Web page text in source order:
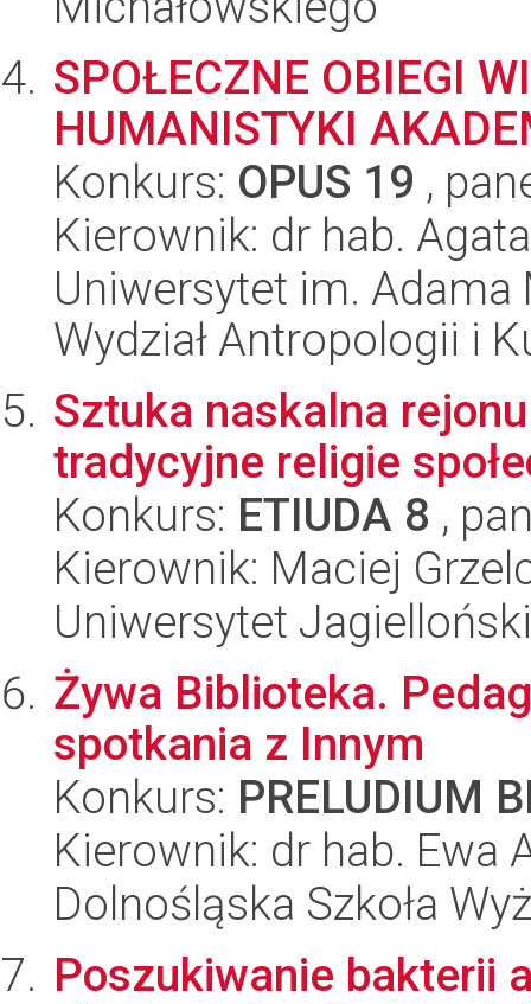
SPOŁECZNE OBIEGI
HUMANISTYKI
Konkurs: OPUS 19 ,
Kierownik: dr hab.
Uniwersytet im.
Wydział Antropologii i
Sztuka naskalna
tradycyjne religie
Konkurs: ETIUDA 8 ,
Kierownik: Maciej
Uniwersytet
Żywa Biblioteka.
spotkania z Innym
Konkurs: PRELUDIUM
Kierownik: dr hab. Ewa
Dolnośląska Szkoła
Poszukiwanie bakterii